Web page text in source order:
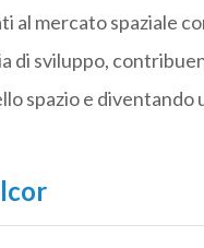
al mercato spaziale
di sviluppo,
spazio e